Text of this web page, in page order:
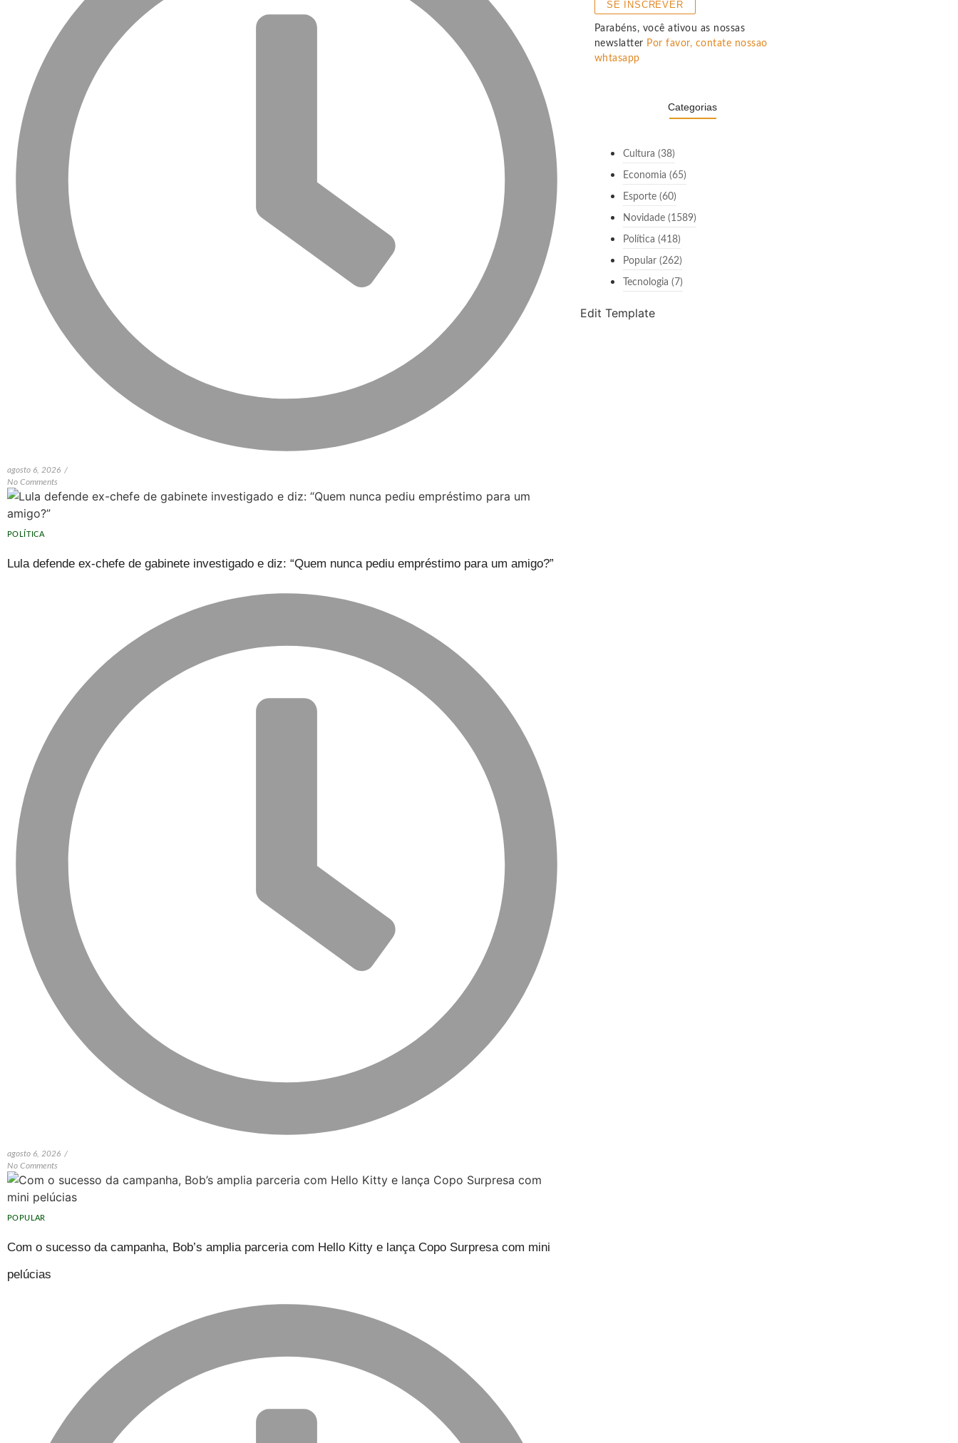
agosto 6, 2026 /
No Comments
POLÍTICA
Lula defende ex-chefe de gabinete investigado e diz: “Quem nunca pediu empréstimo para um amigo?”
agosto 6, 2026 /
No Comments
POPULAR
Com o sucesso da campanha, Bob’s amplia parceria com Hello Kitty e lança Copo Surpresa com mini
pelúcias
SE INSCREVER
Parabéns, você ativou as nossas
newslatter Por favor, contate nossao
whtasapp
Categorias
Cultura (38)
Economia (65)
Esporte(60)
Novidade(1589)
Política (418)
Popular(262)
Tecnologia (7)
Edit Template